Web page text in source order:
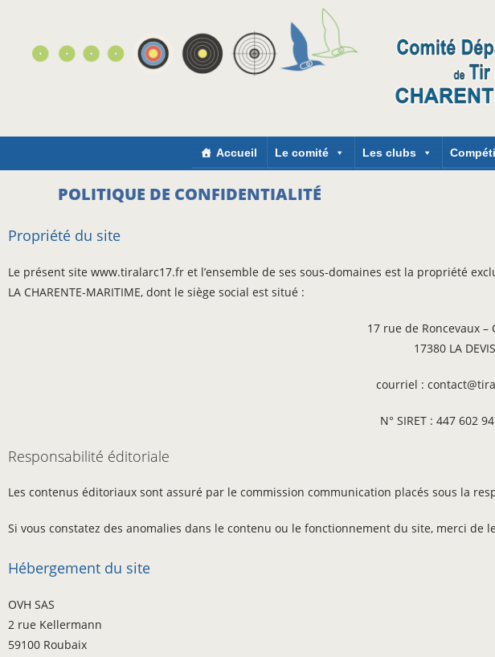
Accueil Le comité Les clubs
POLITIQUE DE CONFIDENTIALITÉ
Propriété du site
Le présent site www.tiralarc17.fr et l’ensemble de ses sous-domaines est la propriété
LA CHARENTE-MARITIME, dont le siège social est situé :
17 rue de Roncevaux –
17380 LA
courriel :
N° SIRET : 447 602
Responsabilité éditoriale
Les contenus éditoriaux sont assuré par le commission communication placés sous la
Si vous constatez des anomalies dans le contenu ou le fonctionnement du site, merci de
Hébergement du site
OVH SAS
2 rue Kellermann
59100 Roubaix